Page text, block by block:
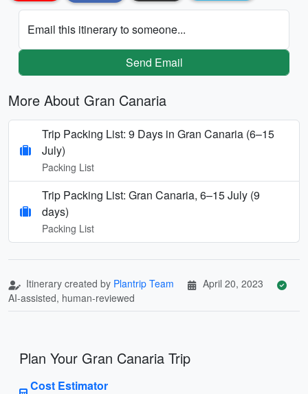
Email this itinerary to someone...
Send Email
More About Gran Canaria
Trip Packing List: 9 Days in Gran Canaria (6–15
July)
Packing List
Trip Packing List: Gran Canaria, 6–15 July (9
days)
Packing List
Itinerary created by Plantrip Team
April 20, 2023
AI-assisted, human-reviewed
Plan Your Gran Canaria Trip
Cost Estimator